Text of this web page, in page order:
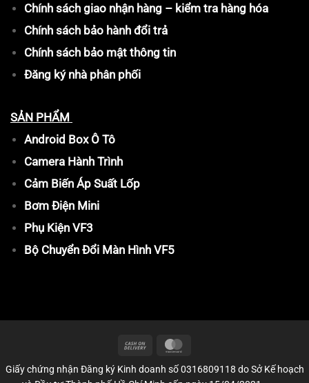
Chính sách giao nhận hàng – kiểm tra hàng hóa
Chính sách bảo hành đổi trả
Chính sách bảo mật thông tin
Đăng ký nhà phân phối
SẢN PHẨM
Android Box Ô Tô
Camera Hành Trình
Cảm Biến Áp Suất Lốp
Bơm Điện Mini
Phụ Kiện VF3
Bộ Chuyển Đổi Màn Hình VF5
Giấy chứng nhận Đăng ký Kinh doanh số 0316809118 do Sở Kế hoạch